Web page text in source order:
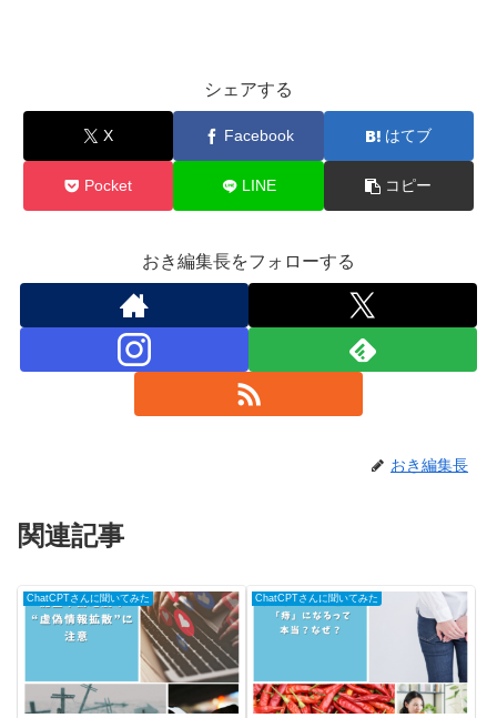
シェアする
X Facebook はてブ
Pocket LINE コピー
おき編集長をフォローする
おき編集長
関連記事
ChatCPTさんに聞いてみた ChatCPTさんに聞いてみた